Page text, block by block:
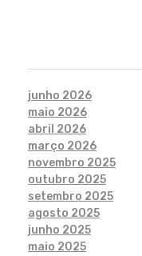
junho 2026
maio 2026
abril 2026
março 2026
novembro 2025
outubro 2025
setembro 2025
agosto 2025
junho 2025
maio 2025